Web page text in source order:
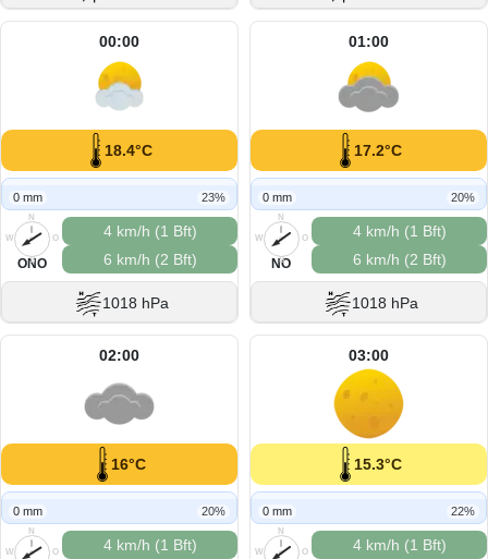
00:00
18.4°C
0 mm 23%
N
O
S
W
ONO
4 km/h (1 Bft)
6 km/h (2 Bft)
1018 hPa
01:00
17.2°C
0 mm 20%
N
O
S
W
NO
4 km/h (1 Bft)
6 km/h (2 Bft)
1018 hPa
02:00
16°C
0 mm 20%
N
O
W
4 km/h (1 Bft)
03:00
15.3°C
0 mm 22%
N
O
W
4 km/h (1 Bft)